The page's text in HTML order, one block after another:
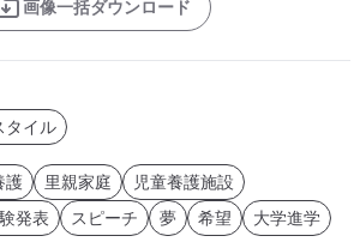
画像一括ダウンロード
タイル
護 里親家庭
児童養護施設
発表 スピーチ 夢 希望
大学進学